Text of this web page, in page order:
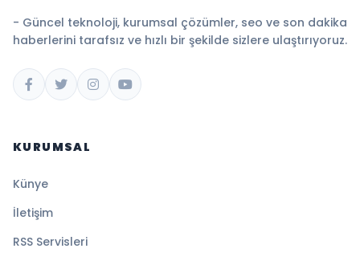
- Güncel teknoloji, kurumsal çözümler, seo ve son dakika
haberlerini tarafsız ve hızlı bir şekilde sizlere ulaştırıyoruz.
KURUMSAL
Künye
İletişim
RSS Servisleri